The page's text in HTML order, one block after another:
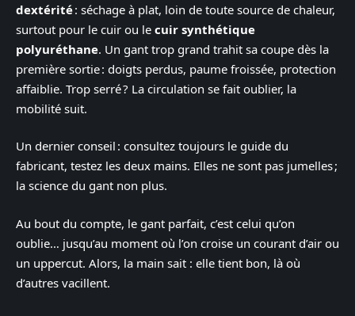
dextérité: séchage à plat, loin de toute source de chaleur,
surtout pour le cuir ou le cuir synthétique
polyuréthane. Un gant trop grand trahit sa coupe dès la
première sortie : doigts perdus, paume froissée, protection
affaiblie. Trop serré ? La circulation se fait oublier, la
mobilité suit.
Un dernier conseil : consultez toujours le guide du
fabricant, testez les deux mains. Elles ne sont pas jumelles ;
la science du gant non plus.
Au bout du compte, le gant parfait, c’est celui qu’on
oublie… jusqu’au moment où l’on croise un courant d’air ou
un uppercut. Alors, la main sait : elle tient bon, là où
d’autres vacillent.